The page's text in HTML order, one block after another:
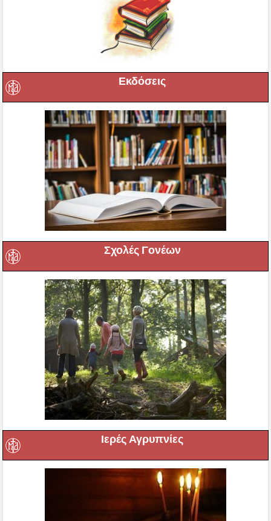
Εκδόσεις
Σχολές Γονέων
Ιερές Αγρυπνίες